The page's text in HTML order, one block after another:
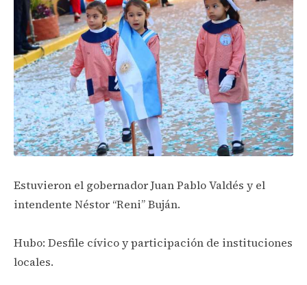
Estuvieron el gobernador Juan Pablo Valdés y el
intendente Néstor “Reni” Buján.
Hubo: Desfile cívico y participación de instituciones
locales.